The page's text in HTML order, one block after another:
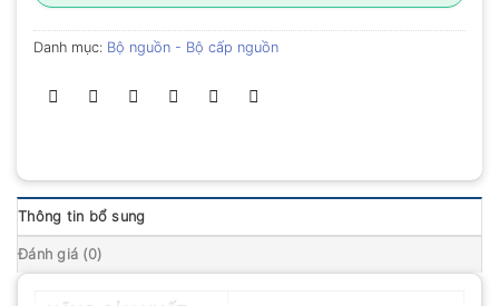
Danh mục: Bộ nguồn - Bộ cấp nguồn
Thông tin bổ sung
Đánh giá (0)